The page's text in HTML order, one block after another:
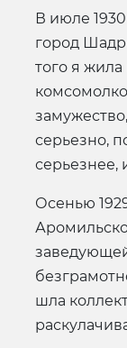
В июле
город
того я
серьезно,
серьезнее,
Осенью
шла